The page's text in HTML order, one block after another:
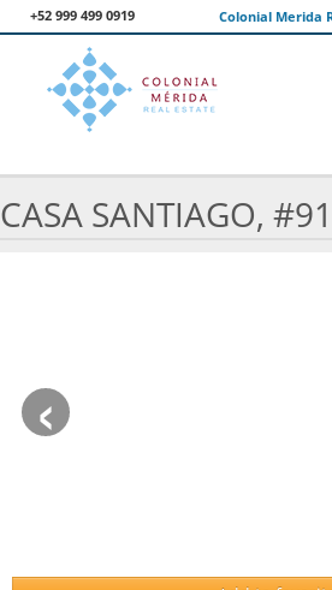
+52 999 499 0919 Colonial Merida
CASA SANTIAGO,
‹